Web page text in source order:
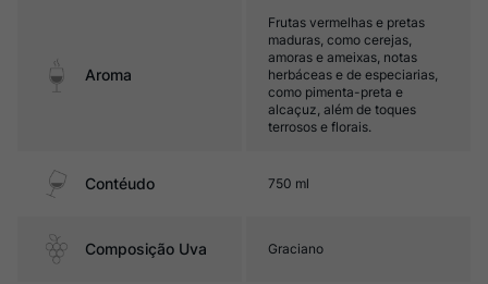
Aroma
Frutas vermelhas e pretas
maduras, como cerejas,
amoras e ameixas, notas
herbáceas e de especiarias,
como pimenta-preta e
alcaçuz, além de toques
terrosos e florais.
Contéudo 750 ml
Composição Uva Graciano